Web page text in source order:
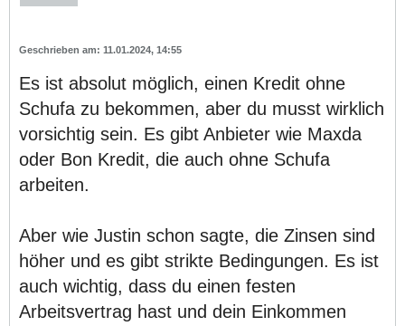
11.01.2024, 14:55
Es ist absolut möglich, einen Kredit ohne
Schufa zu bekommen, aber du musst wirklich
vorsichtig sein. Es gibt Anbieter wie Maxda
oder Bon Kredit, die auch ohne Schufa
arbeiten.
Aber wie Justin schon sagte, die Zinsen sind
höher und es gibt strikte Bedingungen. Es ist
auch wichtig, dass du einen festen
Arbeitsvertrag hast und dein Einkommen